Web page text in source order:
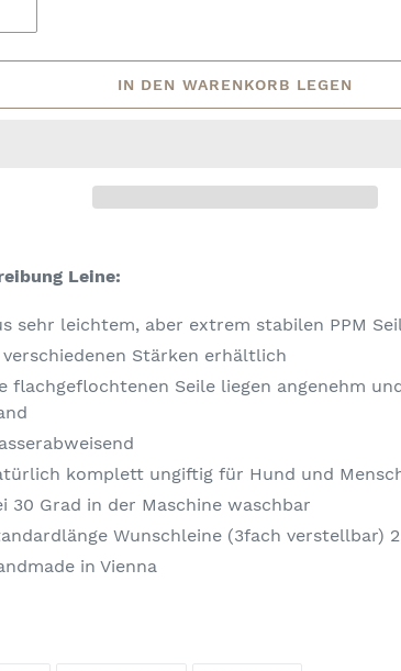
IN DEN WARENKORB LEGEN
Leine:
sehr leichtem, aber extrem stabilen PPM
verschiedenen Stärken erhältlich
flachgeflochtenen Seile liegen angenehm
komplett ungiftig für Hund und
30 Grad in der Maschine waschbar
Wunschleine (3fach verstellbar)
in Vienna